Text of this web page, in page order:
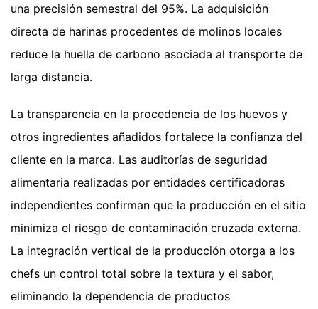
una precisión semestral del 95%. La adquisición
directa de harinas procedentes de molinos locales
reduce la huella de carbono asociada al transporte de
larga distancia.
La transparencia en la procedencia de los huevos y
otros ingredientes añadidos fortalece la confianza del
cliente en la marca. Las auditorías de seguridad
alimentaria realizadas por entidades certificadoras
independientes confirman que la producción en el sitio
minimiza el riesgo de contaminación cruzada externa.
La integración vertical de la producción otorga a los
chefs un control total sobre la textura y el sabor,
eliminando la dependencia de productos